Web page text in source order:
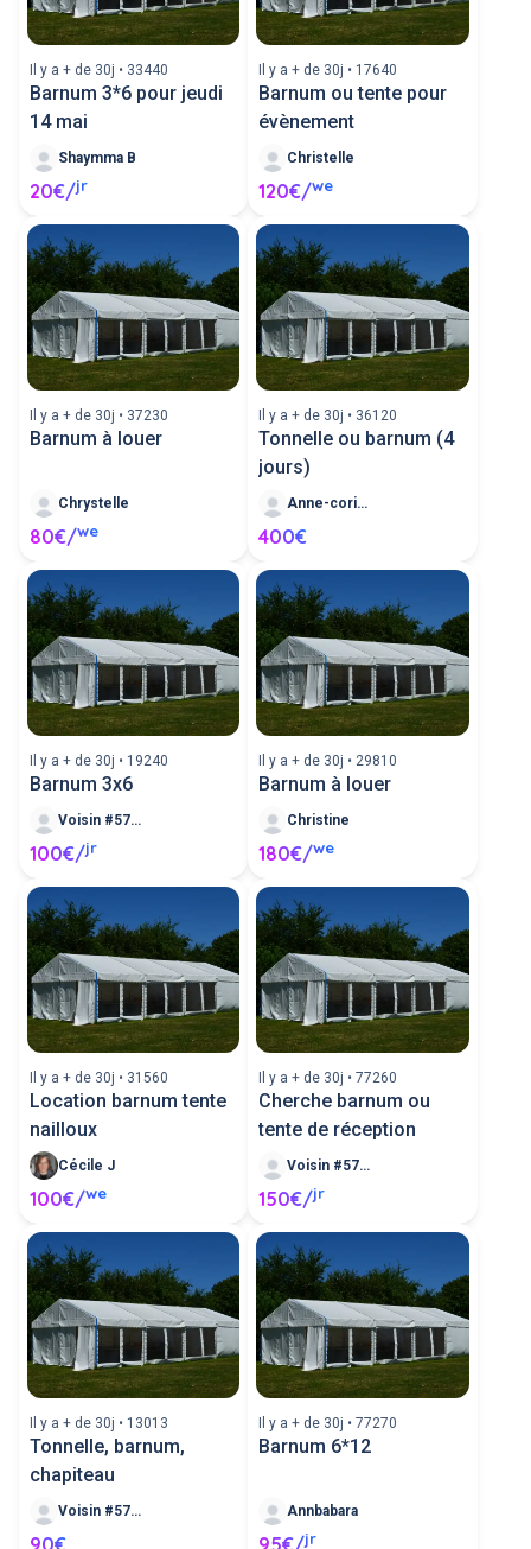
Il y a + de 30j • 33440
Barnum 3*6 pour jeudi
14 mai
Shaymma B
20€/jr
Il y a + de 30j • 17640
Barnum ou tente pour
évènement
Christelle
120€/we
Il y a + de 30j • 37230
Barnum à louer
Chrystelle
80€/we
Il y a + de 30j • 36120
Tonnelle ou barnum (4
jours)
Anne-corinne
400€
Il y a + de 30j • 19240
Barnum 3x6
Voisin #572410
100€/jr
Il y a + de 30j • 29810
Barnum à louer
Christine
180€/we
Il y a + de 30j • 31560
Location barnum tente
nailloux
Cécile J
100€/we
Il y a + de 30j • 77260
Cherche barnum ou
tente de réception
Voisin #571670
150€/jr
Il y a + de 30j • 13013
Tonnelle, barnum,
chapiteau
Voisin #571623
Il y a + de 30j • 77270
Barnum 6*12
Annbabara
jr